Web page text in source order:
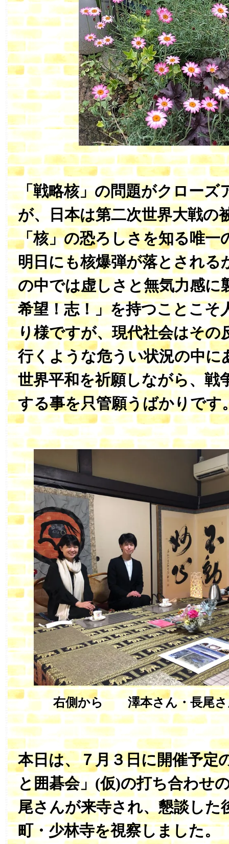
「戦略核」の問題がクローズ
が、日本は第二次世界大戦の
「核」の恐ろしさを知る唯一
明日にも核爆弾が落とされる
の中では虚しさと無気力感に
希望！志！」を持つことこそ
り様ですが、現代社会はその
行くような危うい状況の中に
世界平和を祈願しながら、戦
する事を只管願うばかりです
右側から 澤本さん・長尾さ
本日は、７月３日に開催予定
と囲碁会」(仮)の打ち合わせ
尾さんが来寺され、懇談した
町・少林寺を視察しました。